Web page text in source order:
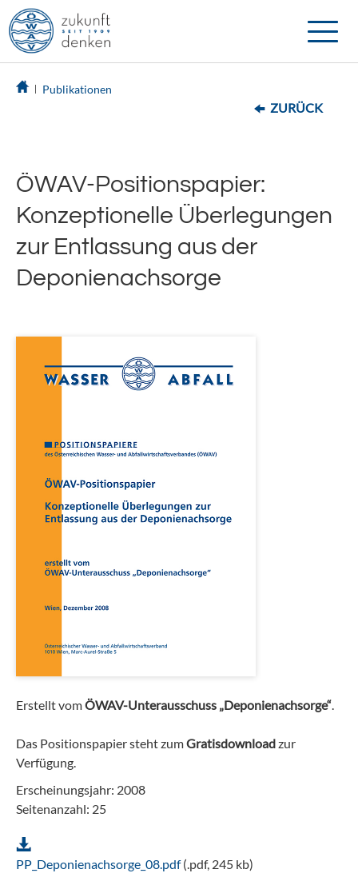
Toggle
Publikationen
ZURÜCK
ÖWAV-Positionspapier:
Konzeptionelle Überlegungen
zur Entlassung aus der
Deponienachsorge
Erstellt vomÖWAV-Unterausschuss „Deponienachsorge“.
Das Positionspapier steht zumGratisdownloadzur
Verfügung.
Erscheinungsjahr: 2008
Seitenanzahl: 25
PP_Deponienachsorge_08.pdf(.pdf, 245 kb)